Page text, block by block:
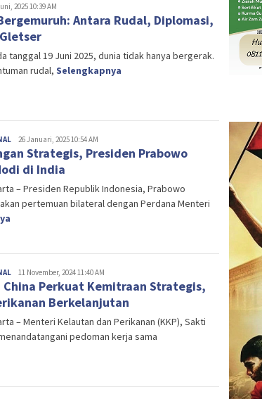
2025 10:39 AM
Antara Rudal, Diplomasi,
tanggal 19 Juni 2025, dunia tidak hanya bergerak.
rudal, Selengkapnya
Editor
26 Januari, 2025 10:54 AM
Strategis, Presiden Prabowo
di India
– Presiden Republik Indonesia, Prabowo
pertemuan bilateral dengan Perdana Menteri
Editor
11 November, 2024 11:40 AM
China Perkuat Kemitraan Strategis,
Berkelanjutan
– Menteri Kelautan dan Perikanan (KKP), Sakti
pedoman kerja sama